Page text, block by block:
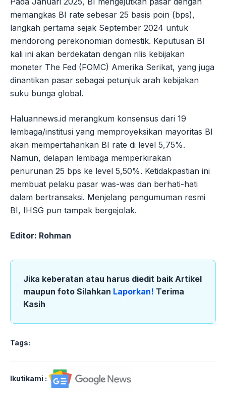
memangkas BI rate sebesar 25 basis poin (bps),
langkah pertama sejak September 2024 untuk
mendorong perekonomian domestik. Keputusan BI
kali ini akan berdekatan dengan rilis kebijakan
moneter The Fed (FOMC) Amerika Serikat, yang juga
dinantikan pasar sebagai petunjuk arah kebijakan
suku bunga global.
Haluannews.id merangkum konsensus dari 19
lembaga/institusi yang memproyeksikan mayoritas BI
akan mempertahankan BI rate di level 5,75%.
Namun, delapan lembaga memperkirakan
penurunan 25 bps ke level 5,50%. Ketidakpastian ini
membuat pelaku pasar was-was dan berhati-hati
dalam bertransaksi. Menjelang pengumuman resmi
BI, IHSG pun tampak bergejolak.
Editor: Rohman
Jika keberatan atau harus diedit baik Artikel
maupun foto Silahkan Laporkan! Terima
Kasih
Tags:
Ikutikami :